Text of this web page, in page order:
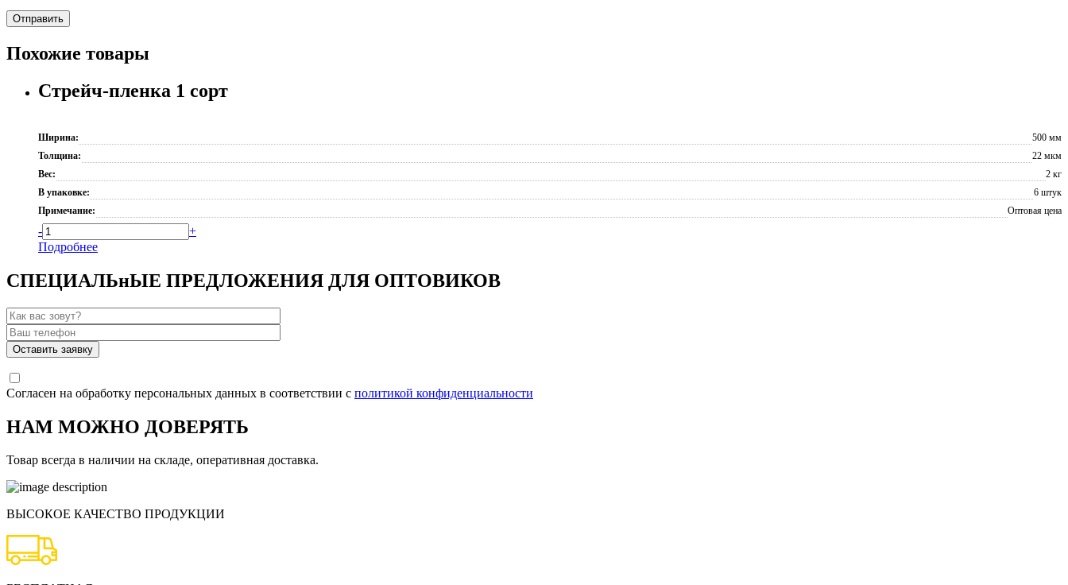
Похожие товары
Стрейч-пленка 1 сорт
Ширина:
500 мм
Толщина:
22 мкм
Вес:
2 кг
В упаковке:
6 штук
Примечание:
Оптовая цена
-
+
Подробнее
СПЕЦИАЛЬнЫЕ ПРЕДЛОЖЕНИЯ ДЛЯ ОПТОВИКОВ
Согласен на обработку персональных данных в соответствии с политикой конфиденциальности
НАМ МОЖНО ДОВЕРЯТЬ
Товар всегда в наличии на складе, оперативная доставка.
ВЫСОКОЕ КАЧЕСТВО ПРОДУКЦИИ